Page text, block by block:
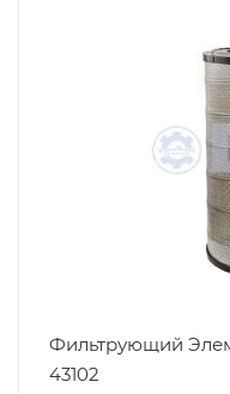
Фильтрующий
43102